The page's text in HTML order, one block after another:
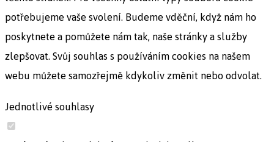
potřebujeme vaše svolení. Budeme vděční, když nám ho
poskytnete a pomůžete nám tak, naše stránky a služby
zlepšovat. Svůj souhlas s používáním cookies na našem
webu můžete samozřejmě kdykoliv změnit nebo odvolat.
Jednotlivé souhlasy